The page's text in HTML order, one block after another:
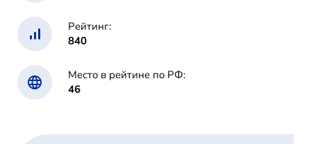
Рейтинг:
840
Место в рейтине по РФ:
46